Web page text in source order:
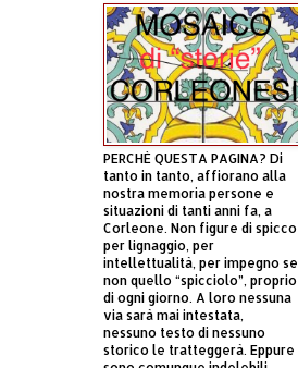
PERCHÈ QUESTA PAGINA? Di
tanto in tanto, affiorano alla
nostra memoria persone e
situazioni di tanti anni fa, a
Corleone. Non figure di spicco
per lignaggio, per
intellettualità, per impegno se
non quello “spicciolo”, proprio
di ogni giorno. A loro nessuna
via sarà mai intestata,
nessuno testo di nessuno
storico le tratteggerà. Eppure